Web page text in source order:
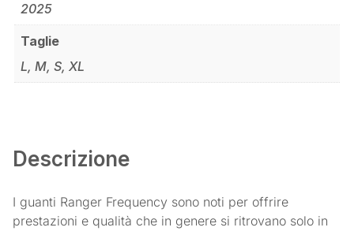
2025
Taglie
L, M, S, XL
Descrizione
I guanti Ranger Frequency sono noti per offrire
prestazioni e qualità che in genere si ritrovano solo in